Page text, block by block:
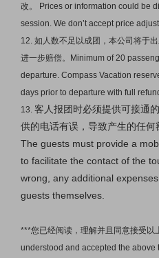
改。 Prices or information could be
session. We don’t accept price
12. 如人数不足以成团，本公司将于
进一步赔偿。Minimum of 20
departure. Compass Vacation
days prior to departure with full
13. 客人报团时必须提供可接通
供的电话有误，导致产生的任何
The guests must provide a
to facilitate the contact of the
wrong, any additional
guests themselves.
***您已经阅读，理解并且同意接受以
understood and accepted the above